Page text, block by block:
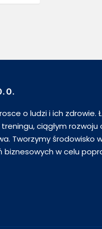
o ludzi i ich zdrowie.
ciągłym rozwoju
Tworzymy środowisko
w celu